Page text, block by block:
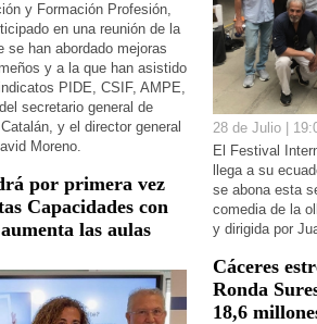
y Formación Profesión,
en una reunión de la
se han abordado mejoras
y a la que han asistido
PIDE, CSIF, AMPE,
secretario general de
y el director general
Moreno.
por primera vez
Capacidades con
las aulas
28 de Julio |
El Festival
llega a su
se abona esta
comedia de la
y dirigida por
Cáceres
Ronda
18,6